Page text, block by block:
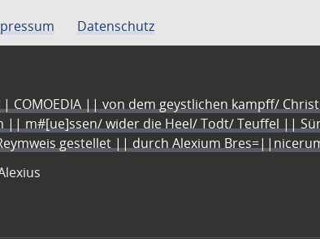
Datenschutz
COMOEDIA || von dem geystlichen kampff/
|| m#[ue]ssen/ wider die Heel/ Todt/ Teuffel ||
gestellet || durch Alexium